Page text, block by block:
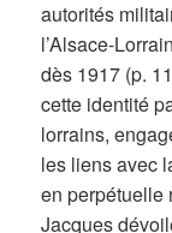
autorités
l’Alsace-
dès 1917 (p.
cette identité
lorrains,
les liens avec
en perpétuelle
Jacques